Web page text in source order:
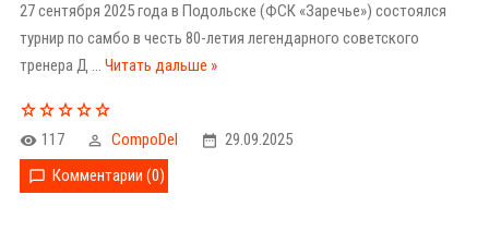
27 сентября 2025 года в Подольске (ФСК «Заречье») состоялся
турнир по самбо в честь 80-летия легендарного советского
тренера Д ... Читать дальше »
117 CompoDel
29.09.2025
Комментарии (0)